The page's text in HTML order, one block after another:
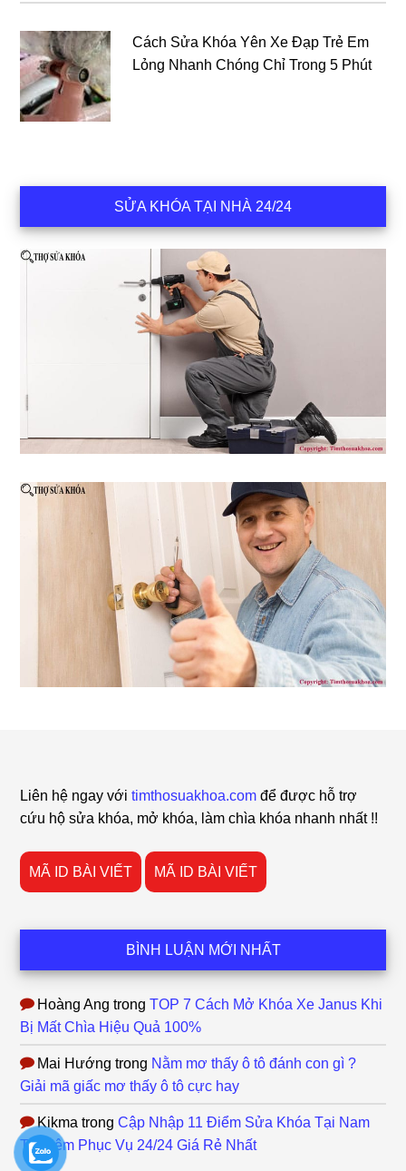
Cách Sửa Khóa Yên Xe Đạp Trẻ Em
Lỏng Nhanh Chóng Chỉ Trong 5 Phút
SỬA KHÓA TẠI NHÀ 24/24
Liên hệ ngay vớitimthosuakhoa.com để được hỗ trợ
cứu hộ sửa khóa, mở khóa, làm chìa khóa nhanh nhất !!
MÃ ID BÀI VIẾT MÃ ID BÀI VIẾT
BÌNH LUẬN MỚI NHẤT
Hoàng Ang trongTOP 7 Cách Mở Khóa Xe Janus Khi
Bị Mất Chìa Hiệu Quả 100%
Mai Hướng trong Nằm mơ thấy ô tô đánh con gì ?
Giải mã giấc mơ thấy ô tô cực hay
Kikma trongCập Nhập 11 Điểm Sửa Khóa Tại Nam
Từ Liêm Phục Vụ 24/24 Giá Rẻ Nhất